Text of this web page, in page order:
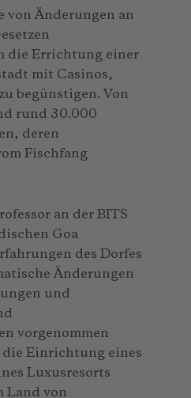
von Änderungen an
die Errichtung einer
mit Casinos,
begünstigen. Von
rund 30.000
deren
Fischfang
an der BITS
Goa
des Dorfes
Änderungen
und
vorgenommen
die Einrichtung eines
Luxusresorts
Land von